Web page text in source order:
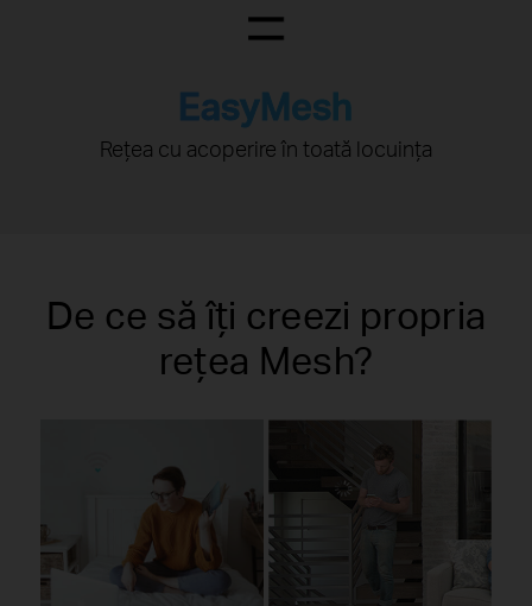
EasyMesh
Rețea cu acoperire în toată locuința
De ce să îți creezi propria
rețea Mesh?